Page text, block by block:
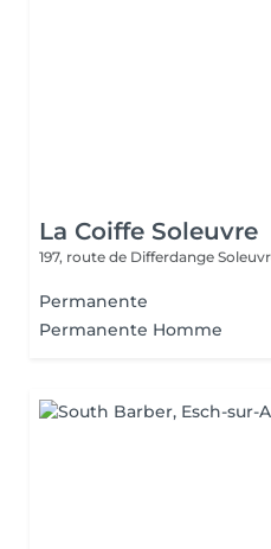
La Coiffe Soleuvre
197, route de Differdange
Permanente
Permanente Homme